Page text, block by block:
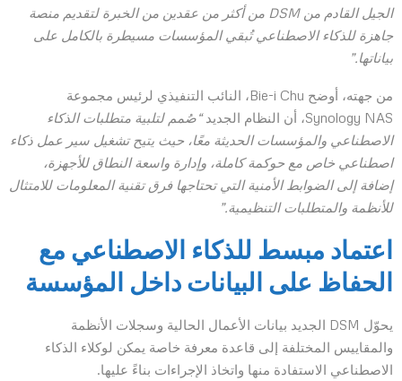
الجيل القادم من DSM من أكثر من عقدين من الخبرة لتقديم منصة
جاهزة للذكاء الاصطناعي تُبقي المؤسسات مسيطرة بالكامل على
بياناتها.”
من جهته، أوضح Bie-i Chu، النائب التنفيذي لرئيس مجموعة
Synology NAS، أن النظام الجديد
“صُمم لتلبية متطلبات الذكاء
الاصطناعي والمؤسسات الحديثة معًا، حيث يتيح تشغيل سير عمل ذكاء
اصطناعي خاص مع حوكمة كاملة، وإدارة واسعة النطاق للأجهزة،
إضافة إلى الضوابط الأمنية التي تحتاجها فرق تقنية المعلومات للامتثال
للأنظمة والمتطلبات التنظيمية.”
اعتماد مبسط للذكاء الاصطناعي مع
الحفاظ على البيانات داخل المؤسسة
يحوّل DSM الجديد بيانات الأعمال الحالية وسجلات الأنظمة
والمقاييس المختلفة إلى قاعدة معرفة خاصة يمكن لوكلاء الذكاء
الاصطناعي الاستفادة منها واتخاذ الإجراءات بناءً عليها.